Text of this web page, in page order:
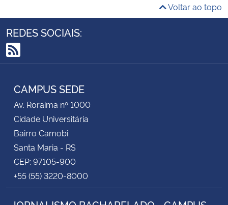
Voltar ao topo
REDES SOCIAIS:
RSS
CAMPUS SEDE
Av. Roraima nº 1000
Cidade Universitária
Bairro Camobi
Santa Maria - RS
CEP: 97105-900
+55 (55) 3220-8000